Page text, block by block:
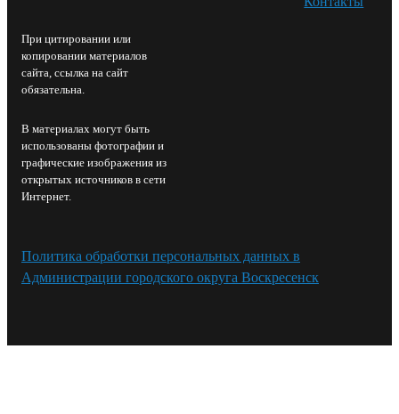
При цитировании или
копировании материалов
сайта, ссылка на сайт
обязательна.
В материалах могут быть
использованы фотографии и
графические изображения из
открытых источников в сети
Интернет.
Политика обработки персональных данных в
Администрации городского округа Воскресенск